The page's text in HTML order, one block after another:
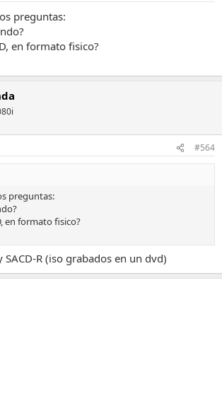
preguntas:
en formato fisico?
#564
preguntas:
en formato fisico?
SACD-R (iso grabados en un dvd)